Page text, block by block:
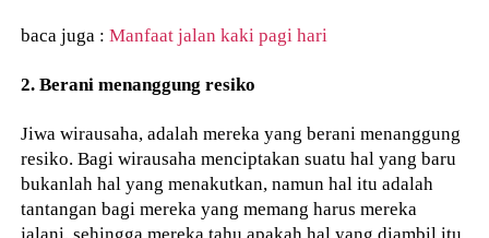
baca juga :Manfaat jalan kaki pagi hari
2. Berani menanggung resiko
Jiwa wirausaha, adalah mereka yang berani menanggung
resiko. Bagi wirausaha menciptakan suatu hal yang baru
bukanlah hal yang menakutkan, namun hal itu adalah
tantangan bagi mereka yang memang harus mereka
jalani, sehingga mereka tahu apakah hal yang diambil itu